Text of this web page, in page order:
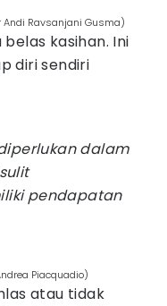
Ravsanjani Gusma)
kasihan. Ini
diri sendiri
dalam
pendapatan
Piacquadio)
atau tidak